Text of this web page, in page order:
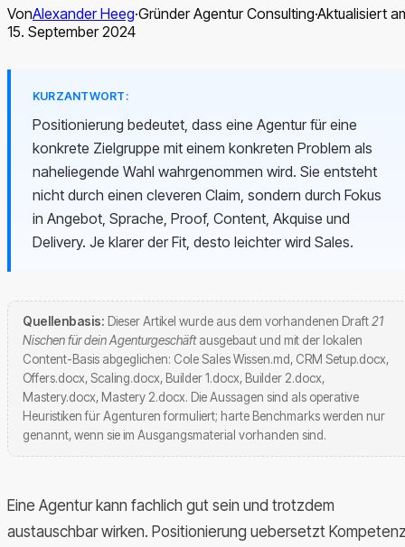
VonAlexander Heeg·Gründer Agentur Consulting·Aktualisiert
15. September 2024
KURZANTWORT:
Positionierung bedeutet, dass eine Agentur für eine
konkrete Zielgruppe mit einem konkreten Problem als
naheliegende Wahl wahrgenommen wird. Sie entsteht
nicht durch einen cleveren Claim, sondern durch Fokus
in Angebot, Sprache, Proof, Content, Akquise und
Delivery. Je klarer der Fit, desto leichter wird Sales.
Quellenbasis: Dieser Artikel wurde aus dem vorhandenen Draft21
Nischen für dein Agenturgeschäftausgebaut und mit der lokalen
Content-Basis abgeglichen: Cole Sales Wissen.md, CRM Setup.docx,
Offers.docx, Scaling.docx, Builder 1.docx, Builder 2.docx,
Mastery.docx, Mastery 2.docx. Die Aussagen sind als operative
Heuristiken für Agenturen formuliert; harte Benchmarks werden nur
genannt, wenn sie im Ausgangsmaterial vorhanden sind.
Eine Agentur kann fachlich gut sein und trotzdem
austauschbar wirken. Positionierung uebersetzt